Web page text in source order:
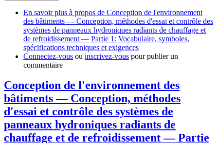
En savoir plus à propos de Conception de l'environnement
des bâtiments — Conception, méthodes d'essai et contrôle des
systèmes de panneaux hydroniques radiants de chauffage et
de refroidissement — Partie 1: Vocabulaire, symboles,
spécifications techniques et exigences
Connectez-vous ou inscrivez-vous pour publier un
commentaire
Conception de l'environnement des
bâtiments — Conception, méthodes
d'essai et contrôle des systèmes de
panneaux hydroniques radiants de
chauffage et de refroidissement — Partie